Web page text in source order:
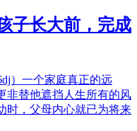
子长大前，完成
）一个家庭真正的远
非替他遮挡人生所有的风
时，父母内心就已为将来